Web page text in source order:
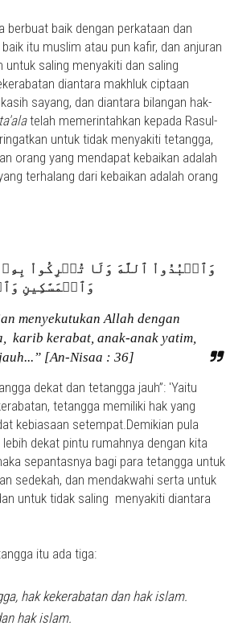
baik dengan perkataan dan
itu muslim atau pun kafir, dan anjuran
saling menyakiti dan saling
diantara makhluk ciptaan
sayang, dan diantara bilangan hak-
telah memerintahkan kepada Rasul-
untuk tidak menyakiti tetangga,
orang yang mendapat kebaikan adalah
terhalang dari kebaikan adalah orang
وَٱعۡبُدُواْ ٱللَّهَ وَلَا تُشۡرِكُواْ
menyekutukan Allah dengan
karib kerabat, anak-anak yatim,
[An-Nisaa : 36]
dekat dan tetangga jauh”: 'Yaitu
tetangga memiliki hak yang
kebiasaan setempat.Demikian pula
dekat pintu rumahnya dengan kita
sepantasnya bagi para tetangga untuk
sedekah, dan mendakwahi serta untuk
untuk tidak saling menyakiti diantara
itu ada tiga:
hak kekerabatan dan hak islam.
hak islam.